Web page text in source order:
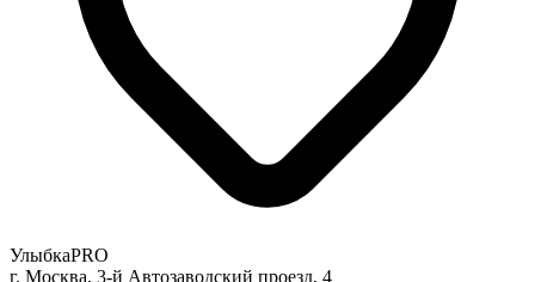
УлыбкаPRO
г. Москва, 3-й Автозаводский проезд, 4